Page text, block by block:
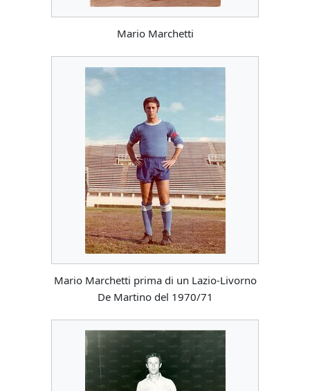
Mario Marchetti
Mario Marchetti prima di un Lazio-Livorno
De Martino del 1970/71